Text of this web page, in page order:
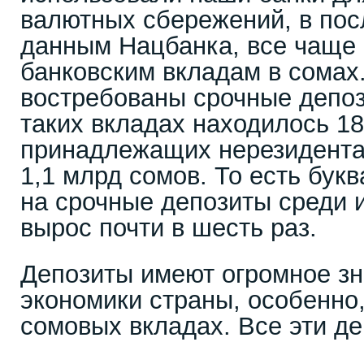
валютных сбережений, в
данным Нацбанка, все чаще
банковским вкладам в
востребованы срочные
таких вкладах находилось
принадлежащих
1,1 млрд сомов. То есть
на срочные депозиты среди
вырос почти в шесть раз.
Депозиты имеют огромное
экономики страны,
сомовых вкладах. Все эти